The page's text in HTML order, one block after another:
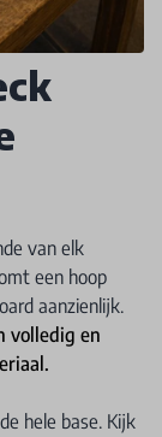
van elk
een hoop
aanzienlijk.
volledig en
hele base. Kijk